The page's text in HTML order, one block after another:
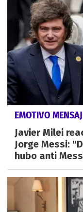
EMOTIVO
Javier Milei
Jorge Messi:
hubo anti